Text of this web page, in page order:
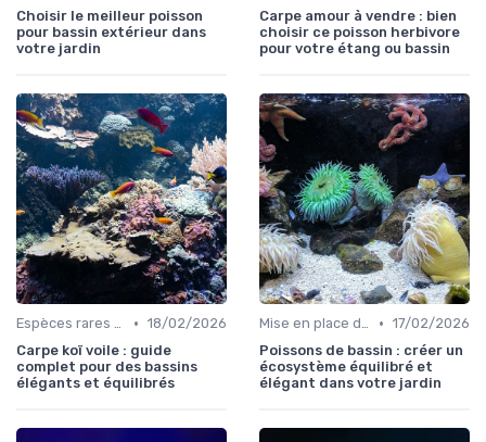
Choisir le meilleur poisson
pour bassin extérieur dans
votre jardin
Carpe amour à vendre : bien
choisir ce poisson herbivore
pour votre étang ou bassin
Espèces rares et exotiques • 18/02/2026
Carpe koï voile : guide
complet pour des bassins
élégants et équilibrés
Mise en place d'un écosystème • 17/02/2026
Poissons de bassin : créer un
écosystème équilibré et
élégant dans votre jardin